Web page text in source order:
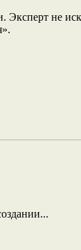
Эксперт не